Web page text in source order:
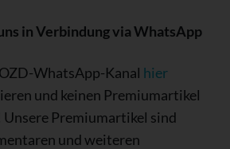
in Verbindung via WhatsApp
WhatsApp-Kanal hier
und keinen Premiumartikel
Unsere Premiumartikel sind
und weiteren